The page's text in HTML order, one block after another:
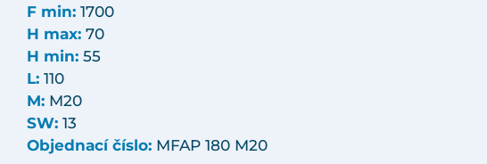
F min: 1700
H max: 70
H min: 55
L: 110
M: M20
SW: 13
Objednací číslo: MFAP 180 M20